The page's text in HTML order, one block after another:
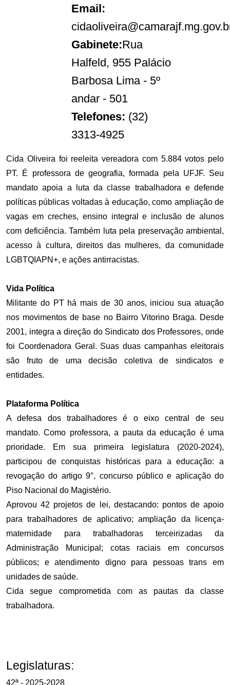
Email:
Gabinete:Rua
Halfeld, 955 Palácio
Barbosa Lima - 5º
andar - 501
Telefones: (32)
3313-4925
Cida Oliveira foi reeleita vereadora com 5.884 votos pelo
PT. É professora de geografia, formada pela UFJF. Seu
mandato apoia a luta da classe trabalhadora e defende
políticas públicas voltadas à educação, como ampliação de
vagas em creches, ensino integral e inclusão de alunos
com deficiência. Também luta pela preservação ambiental,
acesso à cultura, direitos das mulheres, da comunidade
LGBTQIAPN+, e ações antirracistas.
Vida Política
Militante do PT há mais de 30 anos, iniciou sua atuação
nos movimentos de base no Bairro Vitorino Braga. Desde
2001, integra a direção do Sindicato dos Professores, onde
foi Coordenadora Geral. Suas duas campanhas eleitorais
são fruto de uma decisão coletiva de sindicatos e
entidades.
Plataforma Política
A defesa dos trabalhadores é o eixo central de seu
mandato. Como professora, a pauta da educação é uma
prioridade. Em sua primeira legislatura (2020-2024),
participou de conquistas históricas para a educação: a
revogação do artigo 9°, concurso público e aplicação do
Piso Nacional do Magistério.
Aprovou 42 projetos de lei, destacando: pontos de apoio
para trabalhadores de aplicativo; ampliação da licença-
maternidade para trabalhadoras terceirizadas da
Administração Municipal; cotas raciais em concursos
públicos; e atendimento digno para pessoas trans em
unidades de saúde.
Cida segue comprometida com as pautas da classe
trabalhadora.
Legislaturas:
42ª - 2025-2028